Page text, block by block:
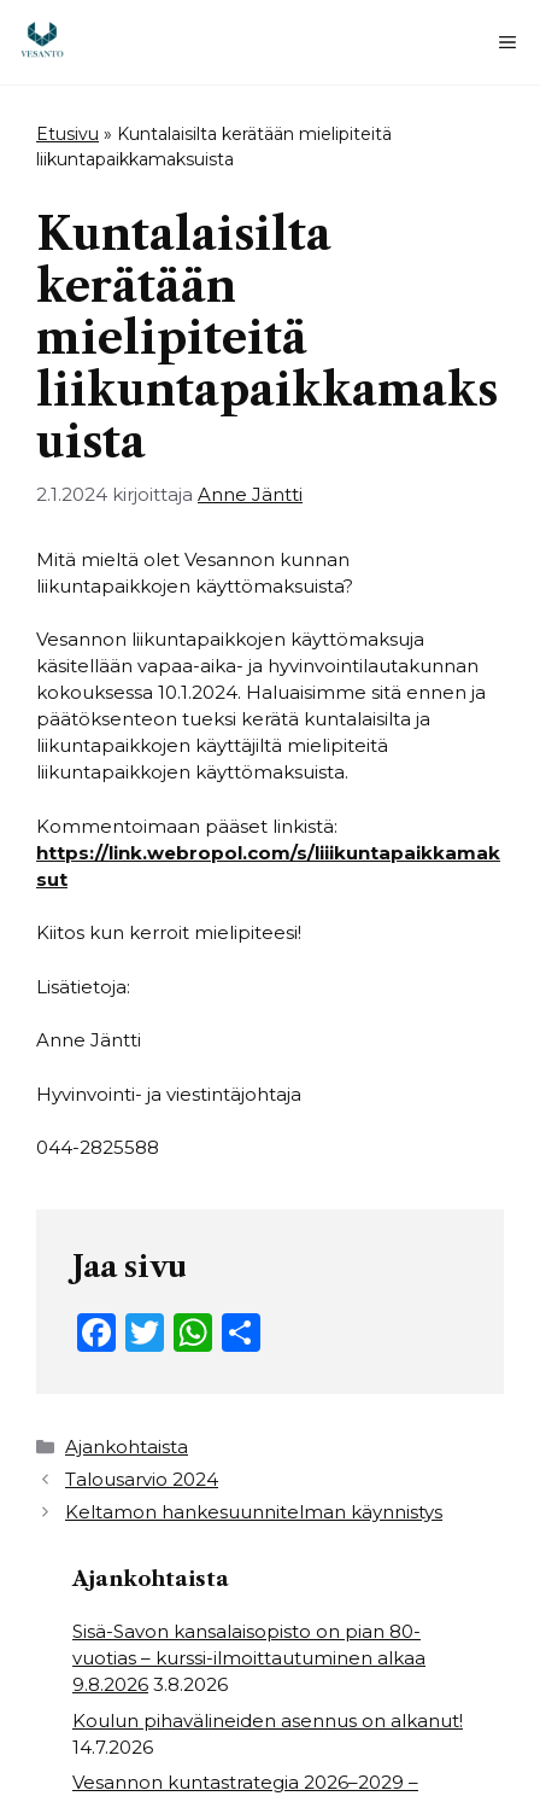
sisältöön
Etusivu » Kuntalaisilta kerätään mielipiteitä
liikuntapaikkamaksuista
Kuntalaisilta
kerätään
mielipiteitä
liikuntapaikkamaks
uista
2.1.2024 kirjoittaja Anne Jäntti
Mitä mieltä olet Vesannon kunnan
liikuntapaikkojen käyttömaksuista?
Vesannon liikuntapaikkojen käyttömaksuja
käsitellään vapaa-aika- ja hyvinvointilautakunnan
kokouksessa 10.1.2024. Haluaisimme sitä ennen ja
päätöksenteon tueksi kerätä kuntalaisilta ja
liikuntapaikkojen käyttäjiltä mielipiteitä
liikuntapaikkojen käyttömaksuista.
Kommentoimaan pääset linkistä:
https://link.webropol.com/s/liiikuntapaikkamak
sut
Kiitos kun kerroit mielipiteesi!
Lisätietoja:
Anne Jäntti
Hyvinvointi- ja viestintäjohtaja
044-2825588
Jaa sivu
F
e
b
o
o
k
T
t
e
r
W
A
p
p
Kategoriat
Ajankohtaista
Talousarvio 2024
Keltamon hankesuunnitelman käynnistys
Ajankohtaista
Sisä-Savon kansalaisopisto on pian 80-
vuotias – kurssi-ilmoittautuminen alkaa
9.8.2026 3.8.2026
Koulun pihavälineiden asennus on alkanut!
14.7.2026
Vesannon kuntastrategia 2026–2029 –